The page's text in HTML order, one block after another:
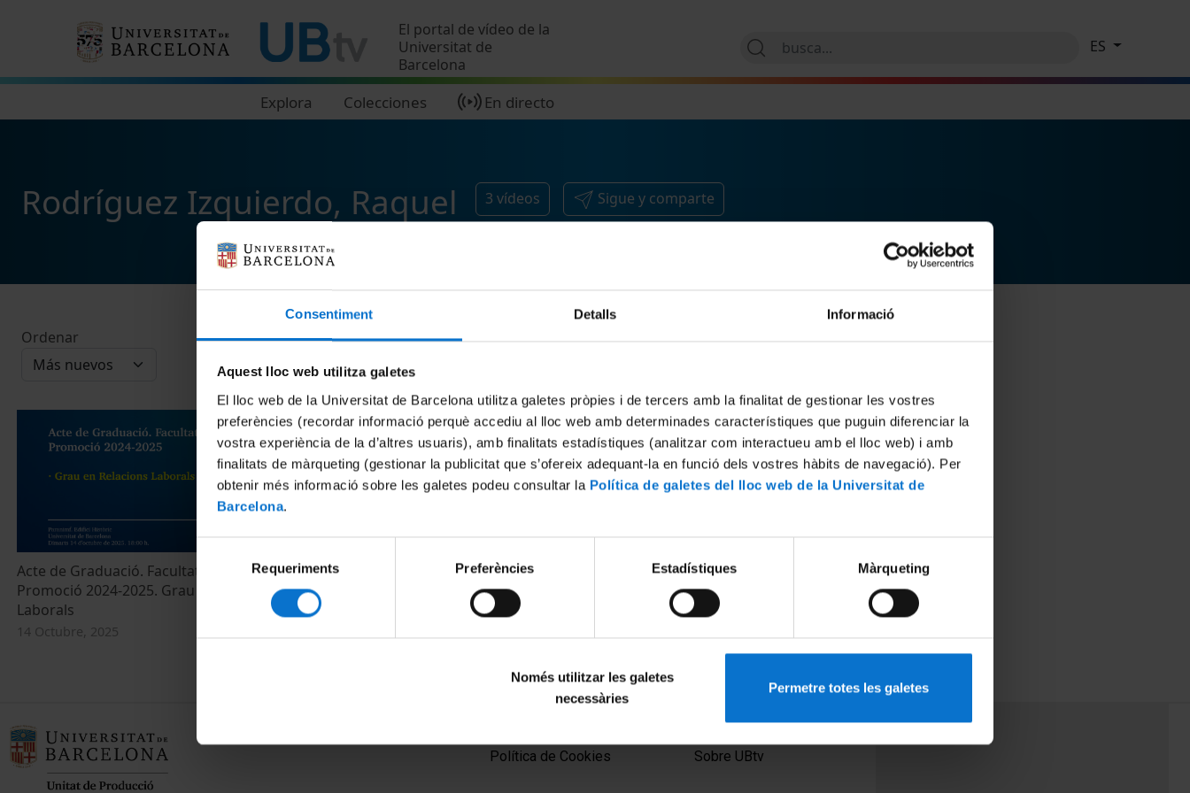
Consentiment Detalls Informació
Aquest lloc web utilitza galetes
El lloc web de la Universitat de Barcelona utilitza galetes pròpies i de tercers amb la finalitat de gestionar les vostres
preferències (recordar informació perquè accediu al lloc web amb determinades característiques que puguin diferenciar la
vostra experiència de la d’altres usuaris), amb finalitats estadístiques (analitzar com interactueu amb el lloc web) i amb
finalitats de màrqueting (gestionar la publicitat que s’ofereix adequant-la en funció dels vostres hàbits de navegació). Per
obtenir més informació sobre les galetes podeu consultar la Política de galetes del lloc web de la Universitat de
Barcelona.
de
consentiment
Requeriments Preferències Estadístiques Màrqueting
Només utilitzar les galetes
necessàries
Permetre totes les galetes
El portal de vídeo de la
Universitat de
Barcelona
Explora Colecciones En directo
ES
Rodríguez Izquierdo, Raquel 3 vídeos Sigue y comparte
Ordenar
Acte de Graduació. Facultat de Dret.
Promoció 2024-2025. Grau en Relacions
Laborals
14 Octubre, 2025
Facultat de Dret. Acte de Graduació. Grau
en Relacions Laborals. Curs 2023-24.
13 Diciembre, 2024
Acte de Graduació. Grau de Relacions
Laborals. Promocions 2019-2020 i 2020-
Política de Cookies
PEU 2
Sobre UBtv
PEU 3